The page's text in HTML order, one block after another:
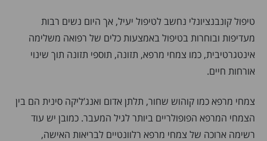
טיפול קונבנציונלי נחשב לטיפול יעיל, אך היום נשים רבות
מעדיפות ובוחרות בטיפול באמצעות כלים של רפואה משלימה
אינטגרטיבית, כמו צמחי מרפא, תזונה, תוספי תזונה תוך שינוי
אורחות חיים.
צמחי מרפא כמו קוהוש שחור, תלתן אדום ואנג’ליקה סינית הם בין
הצמחי המרפא הפופולריים ביותר לגיל המעבר. כמובן יש עוד
רשימה ארוכה של צמחי מרפא רלוונטיים לבריאות האישה,